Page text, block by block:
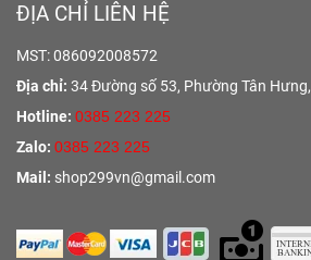
ĐỊA CHỈ LIÊN HỆ
MST: 086092008572
Địa chỉ: 34 Đường số 53, Phường Tân Hưng,
Hotline: 0385 223 225
Zalo: 0385 223 225
Mail: shop299vn@gmail.com